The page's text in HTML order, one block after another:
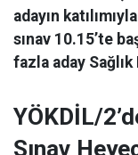
adayın
sınav 10.15’te
fazla aday
YÖKDİL/
Sınav